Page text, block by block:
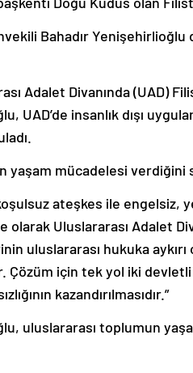
Bahadır Yenişehirlioğlu
Adalet Divanında (UAD)
UAD’de insanlık dışı
yaşam mücadelesi
ateşkes ile
olarak Uluslararası Adalet
uluslararası hukuka
Çözüm için tek yol iki
kazandırılmasıdır.”
uluslararası toplumun